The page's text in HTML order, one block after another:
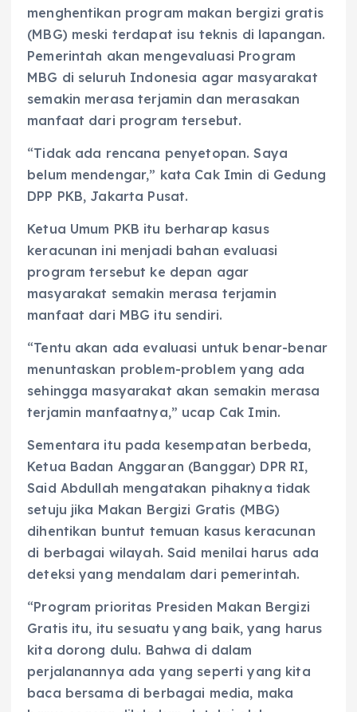
menghentikan program makan bergizi gratis
(MBG) meski terdapat isu teknis di lapangan.
Pemerintah akan mengevaluasi Program
MBG di seluruh Indonesia agar masyarakat
semakin merasa terjamin dan merasakan
manfaat dari program tersebut.
“Tidak ada rencana penyetopan. Saya
belum mendengar,” kata Cak Imin di Gedung
DPP PKB, Jakarta Pusat.
Ketua Umum PKB itu berharap kasus
keracunan ini menjadi bahan evaluasi
program tersebut ke depan agar
masyarakat semakin merasa terjamin
manfaat dari MBG itu sendiri.
“Tentu akan ada evaluasi untuk benar-benar
menuntaskan problem-problem yang ada
sehingga masyarakat akan semakin merasa
terjamin manfaatnya,” ucap Cak Imin.
Sementara itu pada kesempatan berbeda,
Ketua Badan Anggaran (Banggar) DPR RI,
Said Abdullah mengatakan pihaknya tidak
setuju jika Makan Bergizi Gratis (MBG)
dihentikan buntut temuan kasus keracunan
di berbagai wilayah. Said menilai harus ada
deteksi yang mendalam dari pemerintah.
“Program prioritas Presiden Makan Bergizi
Gratis itu, itu sesuatu yang baik, yang harus
kita dorong dulu. Bahwa di dalam
perjalanannya ada yang seperti yang kita
baca bersama di berbagai media, maka